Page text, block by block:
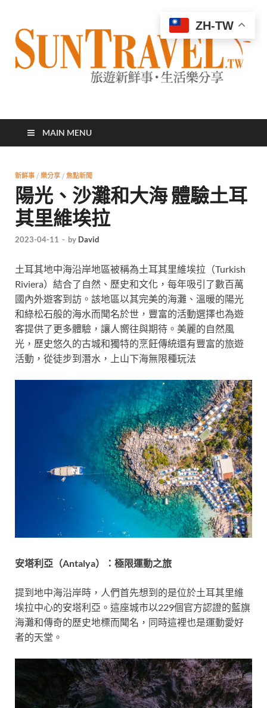
太陽網
MAIN MENU
新鮮事 / 樂分享 / 焦點新聞
陽光、沙灘和大海 體驗土耳
其里維埃拉
2023-04-11 - by David
土耳其地中海沿岸地區被稱為土耳其里維埃拉（Turkish
Riviera）結合了自然、歷史和文化，每年吸引了數百萬
國內外遊客到訪。該地區以其完美的海灘、溫暖的陽光
和綠松石般的海水而聞名於世，豐富的活動選擇也為遊
客提供了更多體驗，讓人嚮往與期待。美麗的自然風
光，歷史悠久的古城和獨特的烹飪傳統還有豐富的旅遊
活動，從徒步到潛水，上山下海無限種玩法
安塔利亞 （Antalya）：極限運動之旅
提到地中海沿岸時，人們首先想到的是位於土耳其里維
埃拉中心的安塔利亞。這座城市以229個官方認證的藍旗
海灘和傳奇的歷史地標而聞名，同時這裡也是運動愛好
者的天堂。
ZH-TW